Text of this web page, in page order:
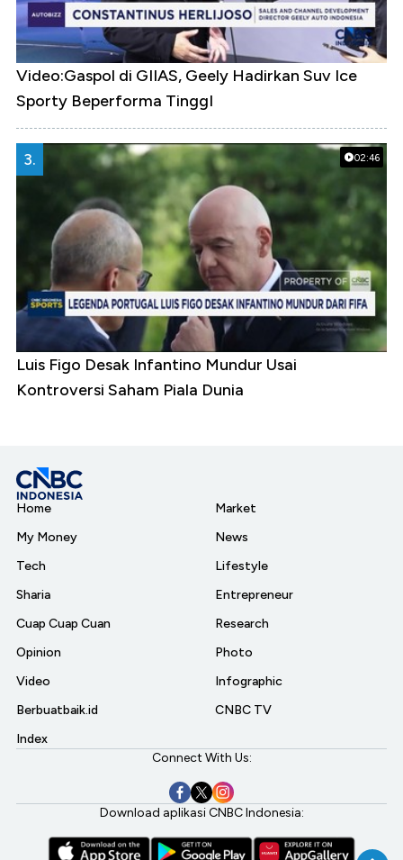
Video:Gaspol di GIIAS, Geely Hadirkan Suv Ice
Sporty Beperforma TinggI
02:46
3.
Luis Figo Desak Infantino Mundur Usai
Kontroversi Saham Piala Dunia
Home
My Money
Tech
Sharia
Cuap Cuap Cuan
Opinion
Video
Berbuatbaik.id
Index
Market
News
Lifestyle
Entrepreneur
Research
Photo
Infographic
CNBC TV
Connect With Us:
Download aplikasi CNBC Indonesia: